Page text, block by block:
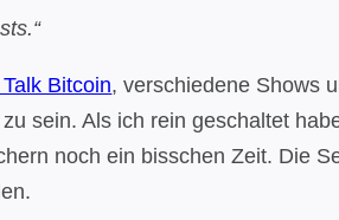
Talk Bitcoin, verschiedene Shows
sein. Als ich rein geschaltet
noch ein bisschen Zeit. Die